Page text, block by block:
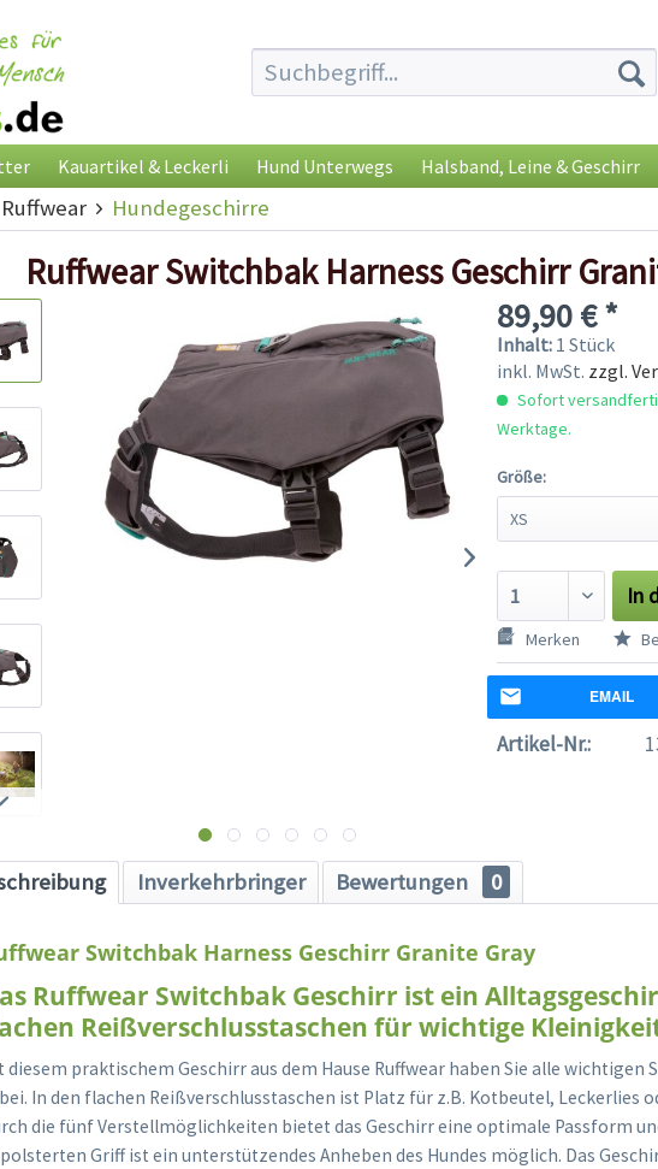
Kauartikel & Leckerli Hund Unterwegs Halsband, Leine & Geschirr
Ruffwear Hundegeschirre
Ruffwear Switchbak Harness Geschirr
89,90 € *
Inhalt: 1 Stück
inkl. MwSt. zzgl.
Sofort
Werktage.
Größe:
In
Merken
EMAIL
Artikel-Nr.:
Inverkehrbringer Bewertungen 0
Switchbak Harness Geschirr Granite Gray
Ruffwear Switchbak Geschirr ist ein
Reißverschlusstaschen für wichtige
diesem praktischem Geschirr aus dem Hause Ruffwear haben Sie alle wichtigen
In den flachen Reißverschlusstaschen ist Platz für z.B. Kotbeutel, Leckerlies
die fünf Verstellmöglichkeiten bietet das Geschirr eine optimale Passform
Griff ist ein unterstützendes Anheben des Hundes möglich. Das